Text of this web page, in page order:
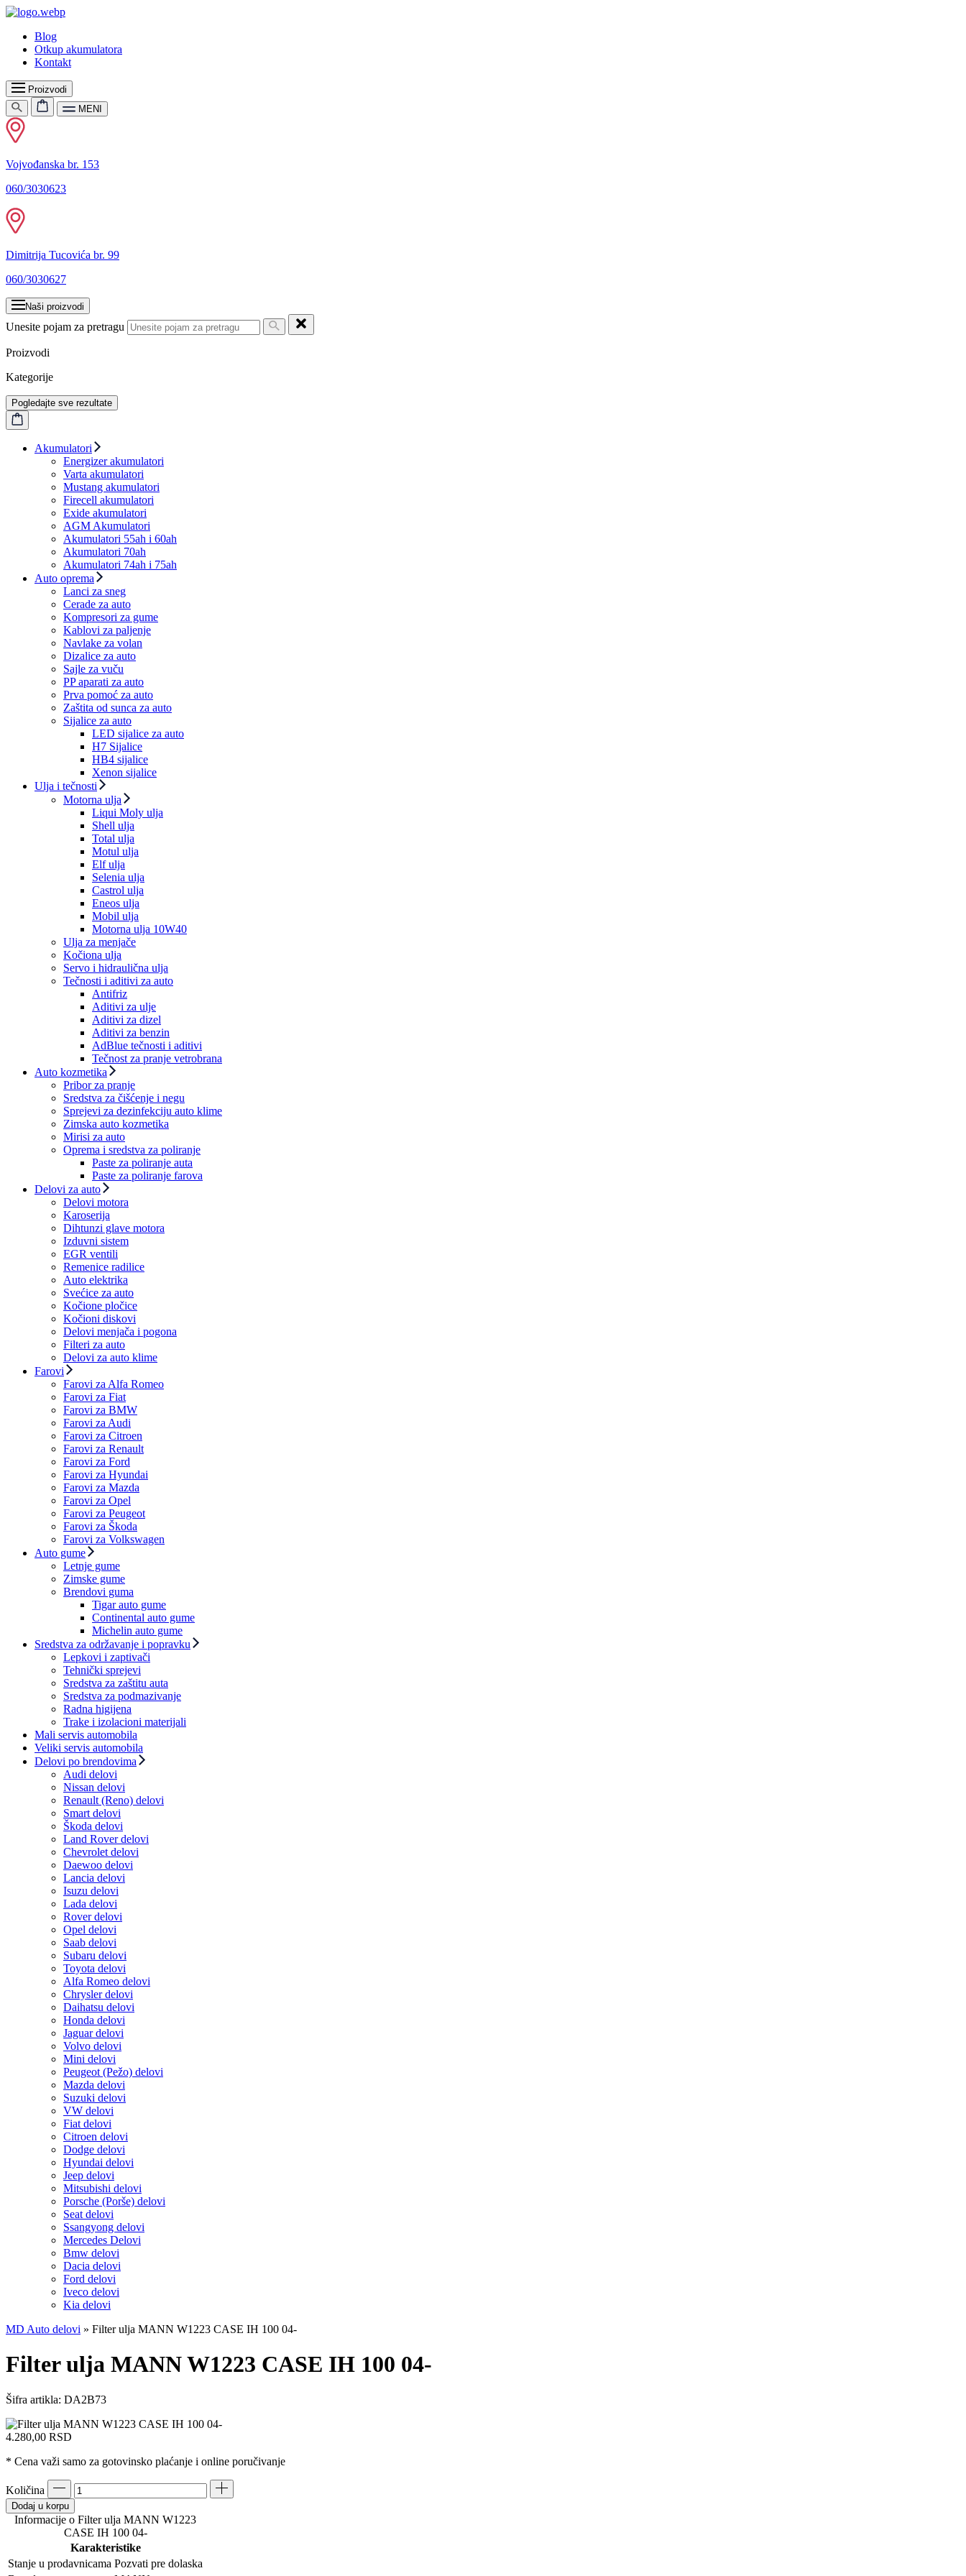
Blog
Otkup akumulatora
Kontakt
Proizvodi
MENI
Vojvođanska br. 153
060/3030623
Dimitrija Tucovića br. 99
060/3030627
Naši proizvodi
Unesite pojam za pretragu
Proizvodi
Kategorije
Pogledajte sve rezultate
Akumulatori
Energizer akumulatori
Varta akumulatori
Mustang akumulatori
Firecell akumulatori
Exide akumulatori
AGM Akumulatori
Akumulatori 55ah i 60ah
Akumulatori 70ah
Akumulatori 74ah i 75ah
Auto oprema
Lanci za sneg
Cerade za auto
Kompresori za gume
Kablovi za paljenje
Navlake za volan
Dizalice za auto
Sajle za vuču
PP aparati za auto
Prva pomoć za auto
Zaštita od sunca za auto
Sijalice za auto
LED sijalice za auto
H7 Sijalice
HB4 sijalice
Xenon sijalice
Ulja i tečnosti
Motorna ulja
Liqui Moly ulja
Shell ulja
Total ulja
Motul ulja
Elf ulja
Selenia ulja
Castrol ulja
Eneos ulja
Mobil ulja
Motorna ulja 10W40
Ulja za menjače
Kočiona ulja
Servo i hidraulična ulja
Tečnosti i aditivi za auto
Antifriz
Aditivi za ulje
Aditivi za dizel
Aditivi za benzin
AdBlue tečnosti i aditivi
Tečnost za pranje vetrobrana
Auto kozmetika
Pribor za pranje
Sredstva za čišćenje i negu
Sprejevi za dezinfekciju auto klime
Zimska auto kozmetika
Mirisi za auto
Oprema i sredstva za poliranje
Paste za poliranje auta
Paste za poliranje farova
Delovi za auto
Delovi motora
Karoserija
Dihtunzi glave motora
Izduvni sistem
EGR ventili
Remenice radilice
Auto elektrika
Svećice za auto
Kočione pločice
Kočioni diskovi
Delovi menjača i pogona
Filteri za auto
Delovi za auto klime
Farovi
Farovi za Alfa Romeo
Farovi za Fiat
Farovi za BMW
Farovi za Audi
Farovi za Citroen
Farovi za Renault
Farovi za Ford
Farovi za Hyundai
Farovi za Mazda
Farovi za Opel
Farovi za Peugeot
Farovi za Škoda
Farovi za Volkswagen
Auto gume
Letnje gume
Zimske gume
Brendovi guma
Tigar auto gume
Continental auto gume
Michelin auto gume
Sredstva za održavanje i popravku
Lepkovi i zaptivači
Tehnički sprejevi
Sredstva za zaštitu auta
Sredstva za podmazivanje
Radna higijena
Trake i izolacioni materijali
Mali servis automobila
Veliki servis automobila
Delovi po brendovima
Audi delovi
Nissan delovi
Renault (Reno) delovi
Smart delovi
Škoda delovi
Land Rover delovi
Chevrolet delovi
Daewoo delovi
Lancia delovi
Isuzu delovi
Lada delovi
Rover delovi
Opel delovi
Saab delovi
Subaru delovi
Toyota delovi
Alfa Romeo delovi
Chrysler delovi
Daihatsu delovi
Honda delovi
Jaguar delovi
Volvo delovi
Mini delovi
Peugeot (Pežo) delovi
Mazda delovi
Suzuki delovi
VW delovi
Fiat delovi
Citroen delovi
Dodge delovi
Hyundai delovi
Jeep delovi
Mitsubishi delovi
Porsche (Porše) delovi
Seat delovi
Ssangyong delovi
Mercedes Delovi
Bmw delovi
Dacia delovi
Ford delovi
Iveco delovi
Kia delovi
MD Auto delovi » Filter ulja MANN W1223 CASE IH 100 04-
Filter ulja MANN W1223 CASE IH 100 04-
Šifra artikla: DA2B73
4.280,00 RSD
* Cena važi samo za gotovinsko plaćanje i online poručivanje
Količina
Dodaj u korpu
Informacije o Filter ulja MANN W1223
CASE IH 100 04-
Karakteristike
Stanje u prodavnicama Pozvati pre dolaska